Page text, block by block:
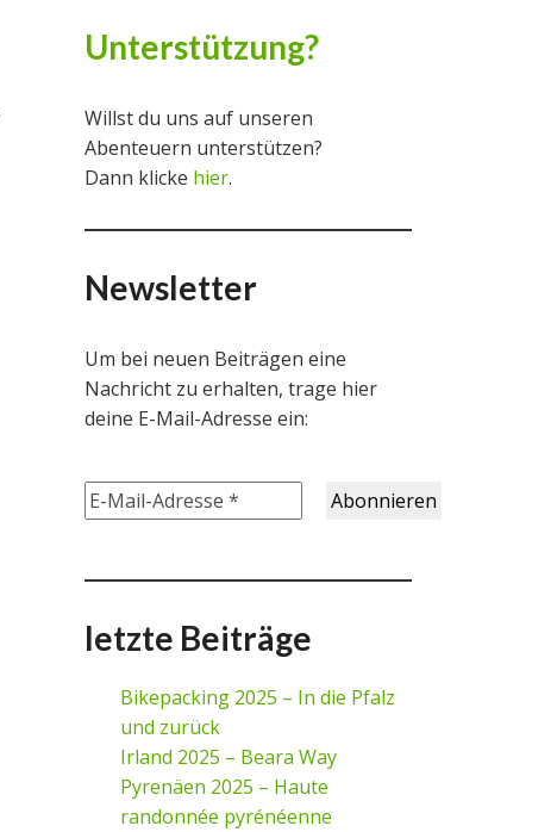
Unterstützung?
Willst du uns auf unseren
Abenteuern unterstützen?
Dann klicke hier.
Newsletter
Um bei neuen Beiträgen eine
Nachricht zu erhalten, trage hier
deine E-Mail-Adresse ein:
letzte Beiträge
Bikepacking 2025 – In die Pfalz
und zurück
Irland 2025 – Beara Way
Pyrenäen 2025 – Haute
randonnée pyrénéenne